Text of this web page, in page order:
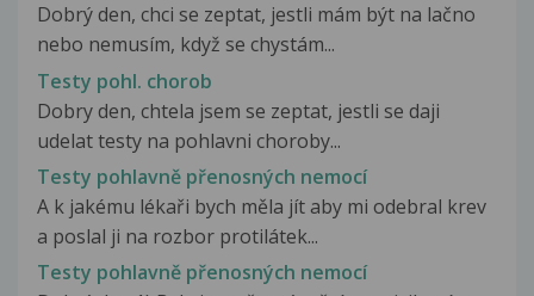
Dobrý den, chci se zeptat, jestli mám být na lačno
nebo nemusím, když se chystám...
Testy pohl. chorob
Dobry den, chtela jsem se zeptat, jestli se daji
udelat testy na pohlavni choroby...
Testy pohlavně přenosných nemocí
A k jakému lékaři bych měla jít aby mi odebral krev
a poslal ji na rozbor protilátek...
Testy pohlavně přenosných nemocí